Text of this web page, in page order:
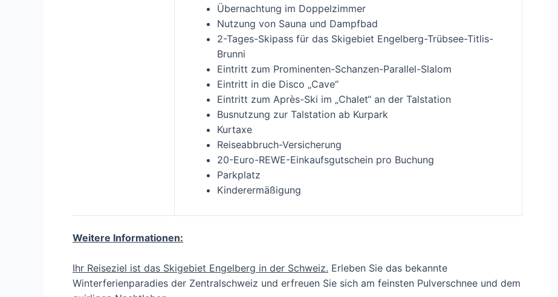
Übernachtung im Doppelzimmer
Nutzung von Sauna und Dampfbad
2-Tages-Skipass für das Skigebiet Engelberg-Trübsee-Titlis-
Brunni
Eintritt zum Prominenten-Schanzen-Parallel-Slalom
Eintritt in die Disco „Cave“
Eintritt zum Après-Ski im „Chalet“ an der Talstation
Busnutzung zur Talstation ab Kurpark
Kurtaxe
Reiseabbruch-Versicherung
20-Euro-REWE-Einkaufsgutschein pro Buchung
Parkplatz
Kinderermäßigung
Weitere Informationen:
Ihr Reiseziel ist das Skigebiet Engelberg in der Schweiz. Erleben Sie das bekannte
Winterferienparadies der Zentralschweiz und erfreuen Sie sich am feinsten Pulverschnee und dem